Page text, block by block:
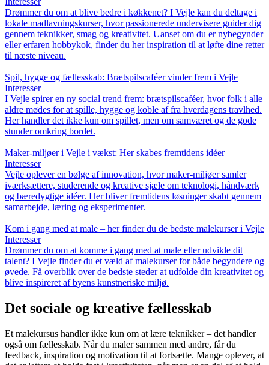
Drømmer du om at blive bedre i køkkenet? I Vejle kan du deltage i
lokale madlavningskurser, hvor passionerede undervisere guider dig
gennem teknikker, smag og kreativitet. Uanset om du er nybegynder
eller erfaren hobbykok, finder du her inspiration til at løfte dine retter
til næste niveau.
Spil, hygge og fællesskab: Brætspilscaféer vinder frem i Vejle
Interesser
I Vejle spirer en ny social trend frem: brætspilscaféer, hvor folk i alle
aldre mødes for at spille, hygge og koble af fra hverdagens travlhed.
Her handler det ikke kun om spillet, men om samværet og de gode
stunder omkring bordet.
Maker-miljøer i Vejle i vækst: Her skabes fremtidens idéer
Interesser
Vejle oplever en bølge af innovation, hvor maker-miljøer samler
iværksættere, studerende og kreative sjæle om teknologi, håndværk
og bæredygtige idéer. Her bliver fremtidens løsninger skabt gennem
samarbejde, læring og eksperimenter.
Kom i gang med at male – her finder du de bedste malekurser i Vejle
Interesser
Drømmer du om at komme i gang med at male eller udvikle dit
talent? I Vejle finder du et væld af malekurser for både begyndere og
øvede. Få overblik over de bedste steder at udfolde din kreativitet og
blive inspireret af byens kunstneriske miljø.
Det sociale og kreative fællesskab
Et malekursus handler ikke kun om at lære teknikker – det handler
også om fællesskab. Når du maler sammen med andre, får du
feedback, inspiration og motivation til at fortsætte. Mange oplever, at